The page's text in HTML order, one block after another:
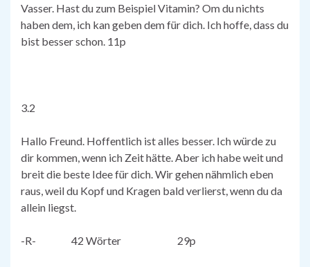
Vasser. Hast du zum Beispiel Vitamin? Om du nichts
haben dem, ich kan geben dem für dich. Ich hoffe, dass du
bist besser schon. 11p
3.2
Hallo Freund. Hoffentlich ist alles besser. Ich würde zu
dir kommen, wenn ich Zeit hätte. Aber ich habe weit und
breit die beste Idee für dich. Wir gehen nähmlich eben
raus, weil du Kopf und Kragen bald verlierst, wenn du da
allein liegst.
-R- 42 Wörter 29p